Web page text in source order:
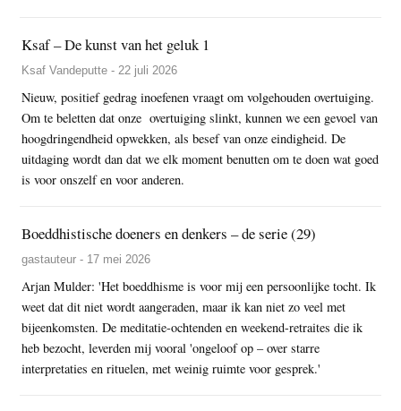
Ksaf – De kunst van het geluk 1
Ksaf Vandeputte - 22 juli 2026
Nieuw, positief gedrag inoefenen vraagt om volgehouden overtuiging.
Om te beletten dat onze overtuiging slinkt, kunnen we een gevoel van
hoogdringendheid opwekken, als besef van onze eindigheid. De
uitdaging wordt dan dat we elk moment benutten om te doen wat goed
is voor onszelf en voor anderen.
Boeddhistische doeners en denkers – de serie (29)
gastauteur - 17 mei 2026
Arjan Mulder: 'Het boeddhisme is voor mij een persoonlijke tocht. Ik
weet dat dit niet wordt aangeraden, maar ik kan niet zo veel met
bijeenkomsten. De meditatie-ochtenden en weekend-retraites die ik
heb bezocht, leverden mij vooral 'ongeloof op – over starre
interpretaties en rituelen, met weinig ruimte voor gesprek.'